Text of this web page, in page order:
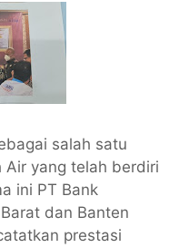
salah satu
Air yang telah berdiri
ini PT Bank
dan Banten
prestasi